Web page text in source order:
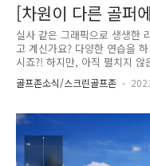
[차원이 다른 골퍼
전NX의 그린공략
실사 같은 그래픽으로 생생한
고 계신가요? 다양한 연습을
시죠?! 하지만, 아직 펼치지
바로바로~ 오늘 말씀드릴 비밀
도 차원이~ 다릅니다! 그린 컬
요!! 그린 높낮이를 색상으로
한 번에 넣고 싶어지네요~ 깃
밖 퍼터 필드에서 그린 주변
하는데요~ 섬세한 그린공략
골프존소식/스크린골프존